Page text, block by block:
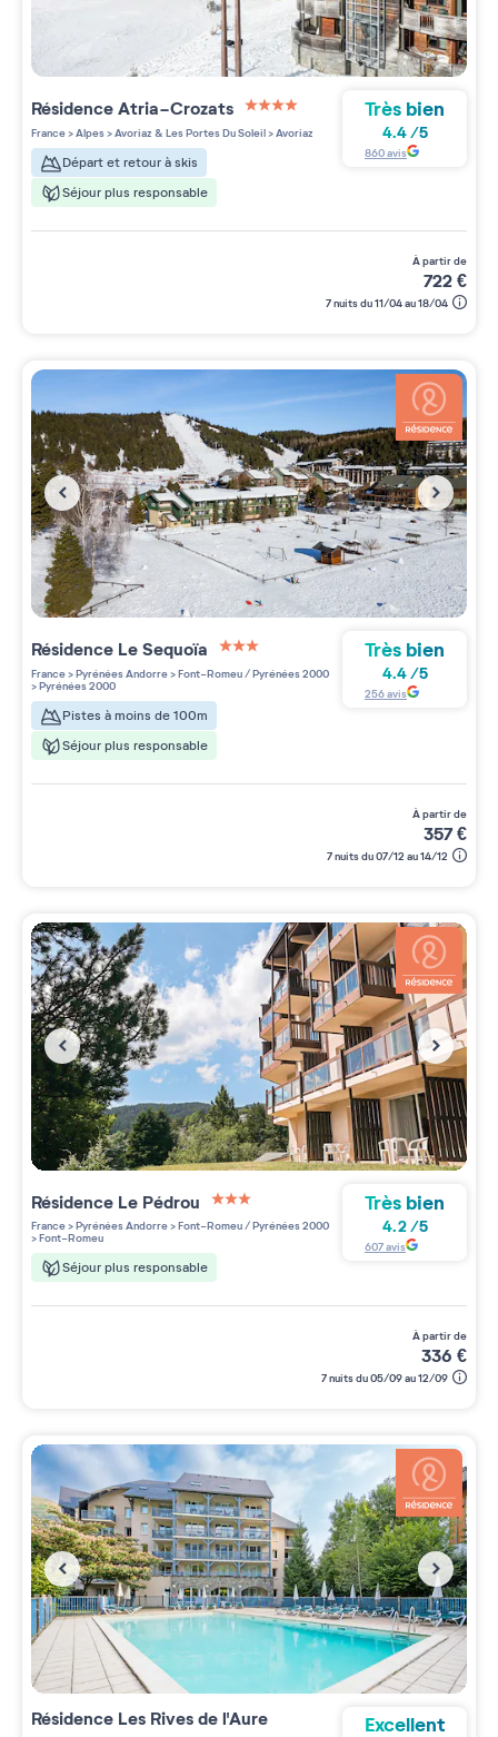
RésidenceAtria-Crozats
4 étoiles sur 5
France>Alpes>Avoriaz & Les Portes Du Soleil>Avoriaz
Départ et retour à skis
Séjour plus responsable
Très bien
4.4/5
860avis
à partir de
722€
7 nuits du 11/04 au 18/04
Résidence Le Sequoïa
3 étoiles sur 5
France>Pyrénées Andorre>Font-Romeu / Pyrénées 2000
>Pyrénées 2000
Pistes à moins de 100m
Séjour plus responsable
Très bien
4.4/5
256avis
à partir de
357€
7 nuits du 07/12 au 14/12
Résidence Le Pédrou
3 étoiles sur 5
France>Pyrénées Andorre>Font-Romeu / Pyrénées 2000
>Font-Romeu
Séjour plus responsable
Très bien
4.2 /5
607avis
à partir de
336 €
7 nuits du 05/09 au 12/09
Résidence Les Rives de l'Aure Excellent